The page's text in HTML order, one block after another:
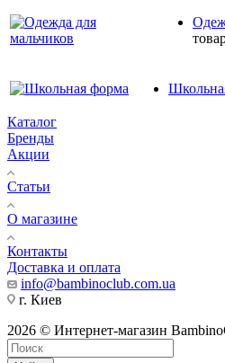
Каталог
Бренды
Акции
Статьи
О магазине
Контакты
Доставка и оплата
info@bambinoclub.com.ua
г. Киев
2026 © Интернет-магазин